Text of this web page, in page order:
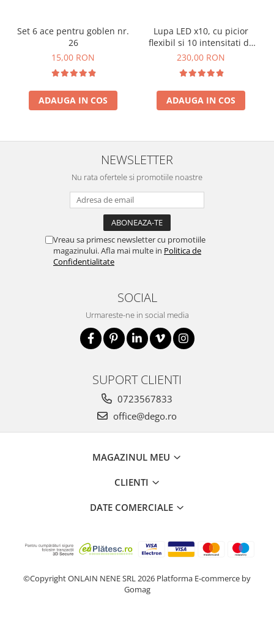
Set 6 ace pentru goblen nr.
26
15,00 RON
ADAUGA IN COS
Lupa LED x10, cu picior
flexibil si 10 intensitati de
lumina
230,00 RON
ADAUGA IN COS
NEWSLETTER
Nu rata ofertele si promotiile noastre
Vreau sa primesc newsletter cu promotiile
magazinului. Afla mai multe in Politica de
Confidentialitate
SOCIAL
Urmareste-ne in social media
SUPORT CLIENTI
0723567833
office@dego.ro
MAGAZINUL MEU
CLIENTI
DATE COMERCIALE
©Copyright ONLAIN NENE SRL 2026 Platforma E-commerce by
Gomag